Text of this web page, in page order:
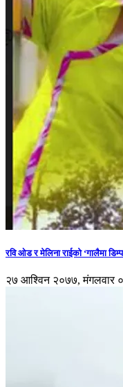
रवि ओड र मेलिना राईको ‘गालैमा
२७ आश्विन २०७७, मंगलवार